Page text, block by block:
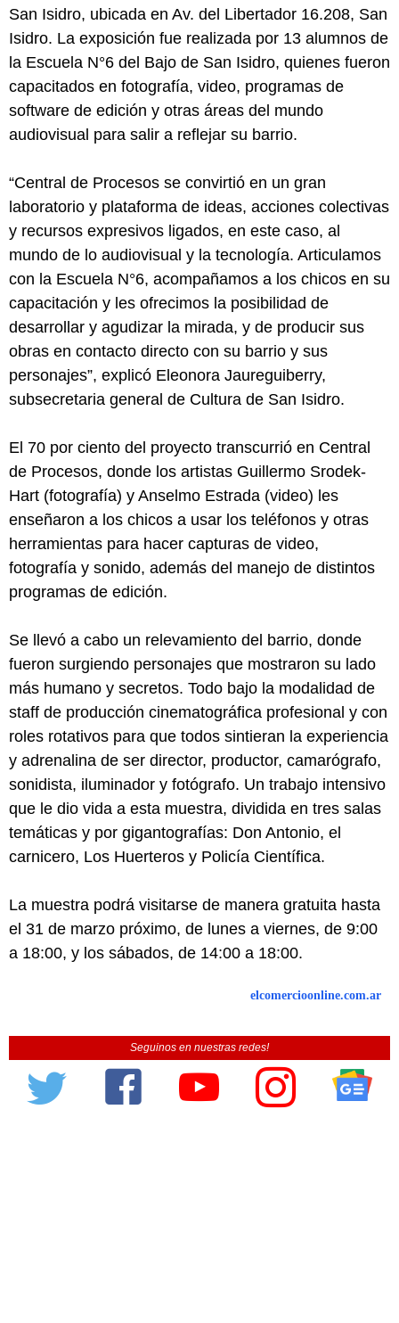
San Isidro, ubicada en Av. del Libertador 16.208, San
Isidro. La exposición fue realizada por 13 alumnos de
la Escuela N°6 del Bajo de San Isidro, quienes fueron
capacitados en fotografía, video, programas de
software de edición y otras áreas del mundo
audiovisual para salir a reflejar su barrio.
“Central de Procesos se convirtió en un gran
laboratorio y plataforma de ideas, acciones colectivas
y recursos expresivos ligados, en este caso, al
mundo de lo audiovisual y la tecnología. Articulamos
con la Escuela N°6, acompañamos a los chicos en su
capacitación y les ofrecimos la posibilidad de
desarrollar y agudizar la mirada, y de producir sus
obras en contacto directo con su barrio y sus
personajes”, explicó Eleonora Jaureguiberry,
subsecretaria general de Cultura de San Isidro.
El 70 por ciento del proyecto transcurrió en Central
de Procesos, donde los artistas Guillermo Srodek-
Hart (fotografía) y Anselmo Estrada (video) les
enseñaron a los chicos a usar los teléfonos y otras
herramientas para hacer capturas de video,
fotografía y sonido, además del manejo de distintos
programas de edición.
Se llevó a cabo un relevamiento del barrio, donde
fueron surgiendo personajes que mostraron su lado
más humano y secretos. Todo bajo la modalidad de
staff de producción cinematográfica profesional y con
roles rotativos para que todos sintieran la experiencia
y adrenalina de ser director, productor, camarógrafo,
sonidista, iluminador y fotógrafo. Un trabajo intensivo
que le dio vida a esta muestra, dividida en tres salas
temáticas y por gigantografías: Don Antonio, el
carnicero, Los Huerteros y Policía Científica.
La muestra podrá visitarse de manera gratuita hasta
el 31 de marzo próximo, de lunes a viernes, de 9:00
a 18:00, y los sábados, de 14:00 a 18:00.
elcomercioonline.com.ar
Seguinos en nuestras redes!